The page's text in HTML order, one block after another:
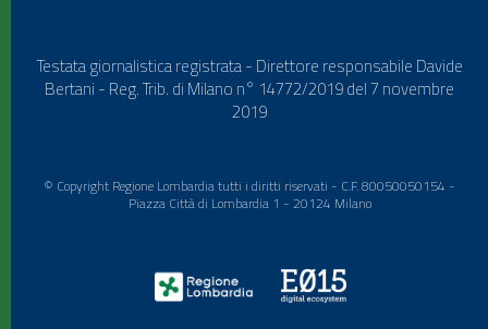
Testata giornalistica registrata - Direttore responsabile Davide
Bertani - Reg. Trib. di Milano n° 14772/2019 del 7 novembre
2019
© Copyright Regione Lombardia tutti i diritti riservati - C.F. 80050050154 -
Piazza Città di Lombardia 1 - 20124 Milano